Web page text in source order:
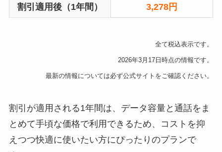
割引適用後（1年間） 3,278円
全て税込表示です。
2026年3月17日時点の情報です。
最新の情報については必ず公式サイトをご確認ください。
割引が適用される1年間は、データ容量と通話をま
とめて手頃な価格で利用できるため、コストを抑
えつつ快適に使いたい方にぴったりのプランで